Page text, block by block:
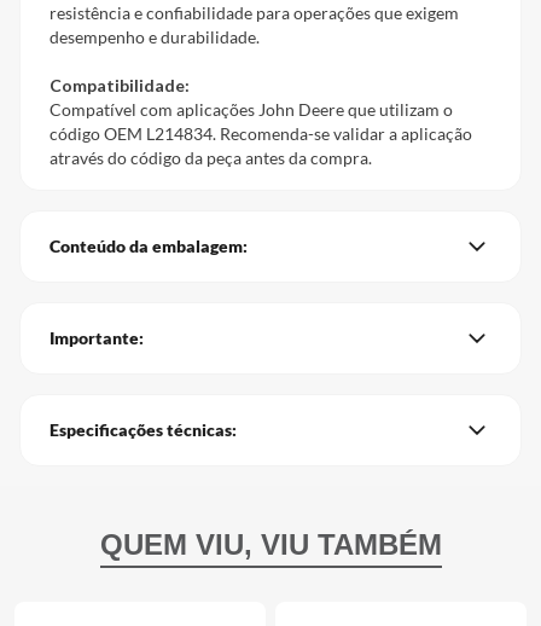
resistência e confiabilidade para operações que exigem
desempenho e durabilidade.
Compatibilidade:
Compatível com aplicações John Deere que utilizam o
código OEM L214834. Recomenda-se validar a aplicação
através do código da peça antes da compra.
Conteúdo da embalagem:
Importante:
Especificações técnicas: